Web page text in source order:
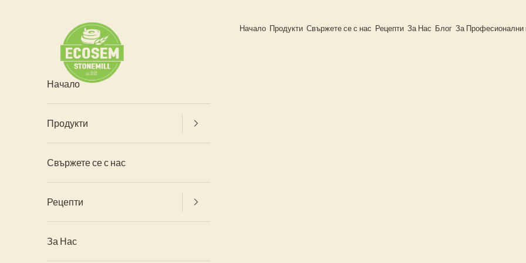
Начало Продукти Свържете се с нас Рецепти За Нас Блог За Професионални
Начало
Продукти
ПРОДУКТИ
Свържете се с нас
Рецепти
РЕЦЕПТИ
За Нас